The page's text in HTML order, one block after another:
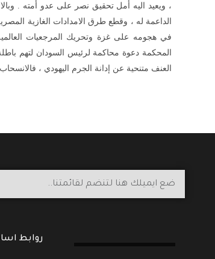
، ويعيد اليه أمل تحقيق نصر على عدو أمته .
الداعمة له ، وقطع طرق الامدادات الغازية
في هجومه على غزة وتحريك المرجعيات
المحكمة دعوة محاكمة لرئيس السودان لتهم
العنف متنحية عن إدانة الجرم اليهودي ،
روابط